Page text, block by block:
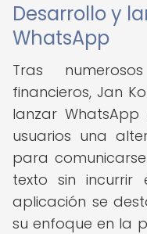
Desarrollo y
WhatsApp
Tras
financieros, Jan
lanzar
usuarios una
para
texto sin incurrir
aplicación se
su enfoque en la